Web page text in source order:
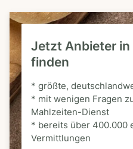
Jetzt Anbieter
finden
* größte,
* mit wenigen Fragen
Mahlzeiten-Dienst
* bereits über 400.000
Vermittlungen